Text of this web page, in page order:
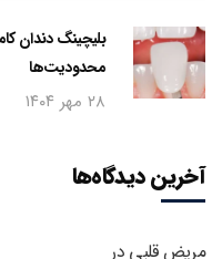
بلیچینگ دندان
محدودیت‌ها
۲۸ مهر ۱۴۰۴
آخرین دیدگاه‌ها
مریض قلبی در